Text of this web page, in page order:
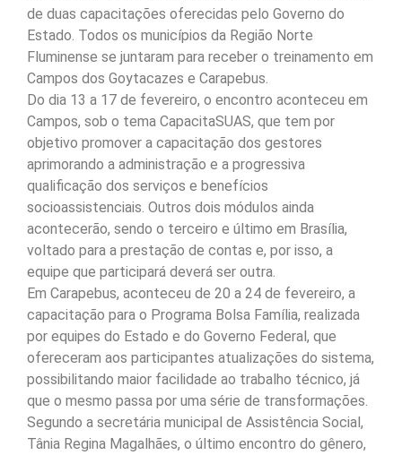
de duas capacitações oferecidas pelo Governo do
Estado. Todos os municípios da Região Norte
Fluminense se juntaram para receber o treinamento em
Campos dos Goytacazes e Carapebus.
Do dia 13 a 17 de fevereiro, o encontro aconteceu em
Campos, sob o tema CapacitaSUAS, que tem por
objetivo promover a capacitação dos gestores
aprimorando a administração e a progressiva
qualificação dos serviços e benefícios
socioassistenciais. Outros dois módulos ainda
acontecerão, sendo o terceiro e último em Brasília,
voltado para a prestação de contas e, por isso, a
equipe que participará deverá ser outra.
Em Carapebus, aconteceu de 20 a 24 de fevereiro, a
capacitação para o Programa Bolsa Família, realizada
por equipes do Estado e do Governo Federal, que
ofereceram aos participantes atualizações do sistema,
possibilitando maior facilidade ao trabalho técnico, já
que o mesmo passa por uma série de transformações.
Segundo a secretária municipal de Assistência Social,
Tânia Regina Magalhães, o último encontro do gênero,